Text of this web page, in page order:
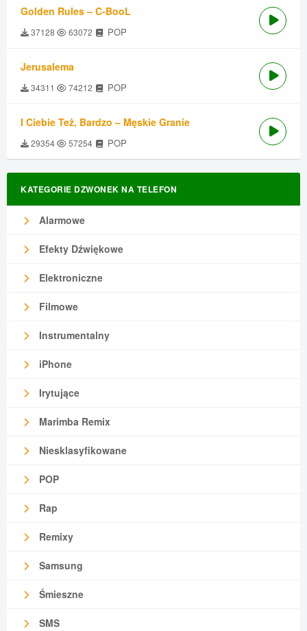
Golden Rules – C-BooL
37128 63072 POP
Jerusalema
34311 74212 POP
I Ciebie Też, Bardzo – Męskie Granie
29354 57254 POP
KATEGORIE DZWONEK NA TELEFON
Alarmowe
Efekty Dźwiękowe
Elektroniczne
Filmowe
Instrumentalny
iPhone
Irytujące
Marimba Remix
Niesklasyfikowane
POP
Rap
Remixy
Samsung
Śmieszne
SMS